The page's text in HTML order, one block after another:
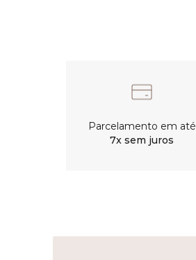
Parcelamento em até
7x sem juros